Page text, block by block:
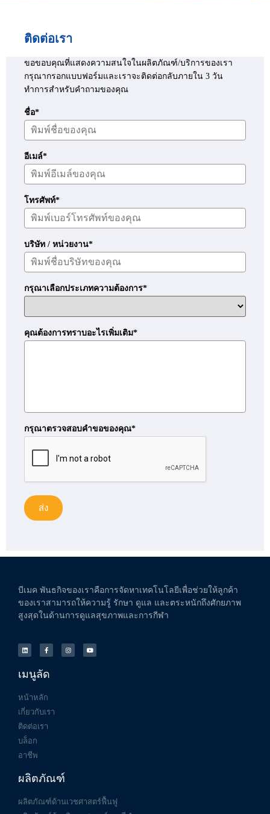
ติดต่อเรา
ขอขอบคุณที่แสดงความสนใจในผลิตภัณฑ์/บริการของเรา
กรุณากรอกแบบฟอร์มและเราจะติดต่อกลับภายใน 3 วัน
ทำการสำหรับคำถามของคุณ
ชื่อ*
อีเมล์*
โทรศัพท์*
บริษัท / หน่วยงาน*
กรุณาเลือกประเภทความต้องการ*
คุณต้องการทราบอะไรเพิ่มเติม*
กรุณาตรวจสอบคำขอของคุณ*
ส่ง
บีเมค พันธกิจของเราคือการจัดหาเทคโนโลยีเพื่อช่วยให้ลูกค้า
ของเราสามารถให้ความรู้ รักษา ดูแล และตระหนักถึงศักยภาพ
สูงสุดในด้านการดูแลสุขภาพและการกีฬา
เมนูลัด
หน้าหลัก
เกี่ยวกับเรา
ติดต่อเรา
บล็อก
อาชีพ
ผลิตภัณฑ์
ผลิตภัณฑ์ด้านเวชศาสตร์ฟื้นฟู